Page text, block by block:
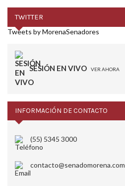
TWITTER
Tweets by MorenaSenadores
SESIÓN EN VIVO VER AHORA
INFORMACIÓN DE CONTACTO
(55) 5345 3000
contacto@senadomorena.com